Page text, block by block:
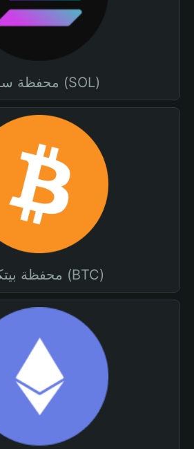
محفظة سولانا (SOL)
محفظة بيتكوين (BTC)